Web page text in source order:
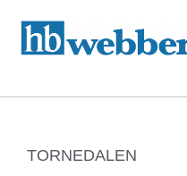
TORNEDALEN